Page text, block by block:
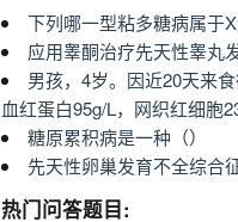
下列哪一型粘多糖病属于X
应用睾酮治疗先天性睾丸
男孩，4岁。因近20天来
血红蛋白95g/L，网织红细胞
糖原累积病是一种（）
先天性卵巢发育不全综合
热门问答题目: